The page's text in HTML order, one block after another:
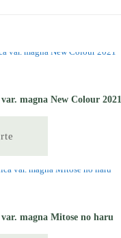
magna New Colour 2021
magna Mitose no haru